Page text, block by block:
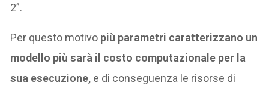
2”.
Per questo motivo più parametri caratterizzano un
modello più sarà il costo computazionale per la
sua esecuzione, e di conseguenza le risorse di